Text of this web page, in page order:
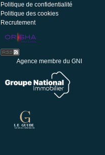
Politique de confidentialité
Politique des cookies
Recrutement
Agence membre du GNI